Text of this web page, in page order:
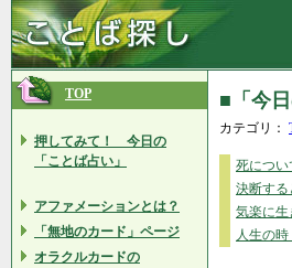
TOP
押してみて！ 今日の
「ことば占い」
アファメーションとは？
「無地のカード」ページ
オラクルカードの
■「今
カテゴリ：
死につい
決断する
気楽に生
人生の時